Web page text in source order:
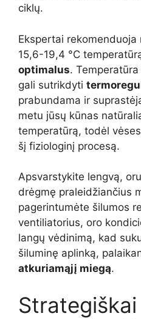
ciklų.
Ekspertai
15,6-19,4 °C
optimalus.
gali sutrikdyti
prabundama ir
metu jūsų kūnas
temperatūrą, todėl
šį fiziologinį procesą.
Apsvarstykite lengvą,
drėgmę praleidžiančius
pagerintumėte šilumos
ventiliatorius, oro
langų vėdinimą, kad
šiluminę aplinką,
atkuriamąjį miegą.
Strategiškai